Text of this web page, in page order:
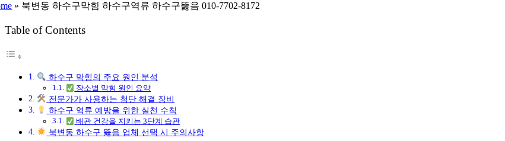
블
그
» 북변동 하수구막힘 하수구역류 하수구뚫음 010-7702-8172
Table of Contents
하수구 막힘의 주요 원인 분석
장소별 막힘 원인 요약
전문가가 사용하는 첨단 해결 장비
하수구 역류 예방을 위한 실천 수칙
배관 건강을 지키는 3단계 습관
북변동 하수구 뚫음 업체 선택 시 주의사항